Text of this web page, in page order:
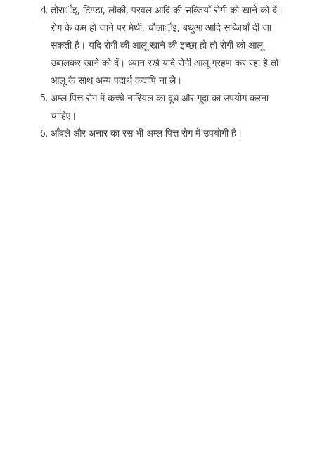
तोरार्इ, टिण्डा, लौकी, परवल आदि की सब्जियाँ रोगी को खाने को दें।
रोग के कम हो जाने पर मेथी, चौलार्इ, बथुआ आदि सब्जियाँ दी जा
सकती है। यदि रोगी की आलू खाने की इच्छा हो तो रोगी को आलू
उबालकर खाने को दें। ध्यान रखे यदि रोगी आलू ग्रहण कर रहा है तो
आलू के साथ अन्य पदार्थ कदापि ना ले।
अम्ल पित्त रोग में कच्चे नारियल का दूध और गूदा का उपयोग करना
चाहिए।
आँवले और अनार का रस भी अम्ल पित्त रोग में उपयोगी है।